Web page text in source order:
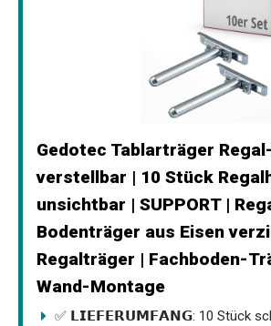
Gedotec Tablarträger
verstellbar | 10 Stück
unsichtbar | SUPPORT |
Bodenträger aus Eisen
Regalträger | Fachboden-
Wand-Montage
✅ 𝗟𝗜𝗘𝗙𝗘𝗥𝗨𝗠𝗙𝗔𝗡𝗚: 10 Stück